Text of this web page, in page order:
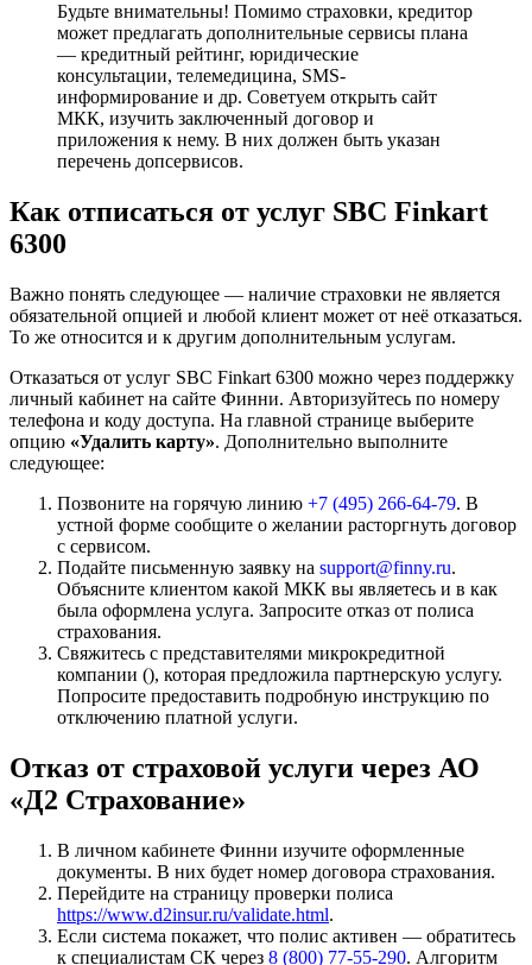
Будьте внимательны! Помимо страховки, кредитор
может предлагать дополнительные сервисы плана
— кредитный рейтинг, юридические
консультации, телемедицина, SMS-
информирование и др. Советуем открыть сайт
МКК, изучить заключенный договор и
приложения к нему. В них должен быть указан
перечень допсервисов.
Как отписаться от услуг SBC Finkart
6300
Важно понять следующее — наличие страховки не является
обязательной опцией и любой клиент может от неё отказаться.
То же относится и к другим дополнительным услугам.
Отказаться от услуг SBC Finkart 6300 можно через поддержку
личный кабинет на сайте Финни. Авторизуйтесь по номеру
телефона и коду доступа. На главной странице выберите
опцию «Удалить карту». Дополнительно выполните
следующее:
Позвоните на горячую линию +7 (495) 266-64-79. В
устной форме сообщите о желании расторгнуть договор
с сервисом.
Подайте письменную заявку на support@finny.ru.
Объясните клиентом какой МКК вы являетесь и в как
была оформлена услуга. Запросите отказ от полиса
страхования.
Свяжитесь с представителями микрокредитной
компании (), которая предложила партнерскую услугу.
Попросите предоставить подробную инструкцию по
отключению платной услуги.
Отказ от страховой услуги через АО
«Д2 Страхование»
В личном кабинете Финни изучите оформленные
документы. В них будет номер договора страхования.
Перейдите на страницу проверки полиса
https://www.d2insur.ru/validate.html.
Если система покажет, что полис активен — обратитесь
к специалистам СК через 8 (800) 77-55-290. Алгоритм